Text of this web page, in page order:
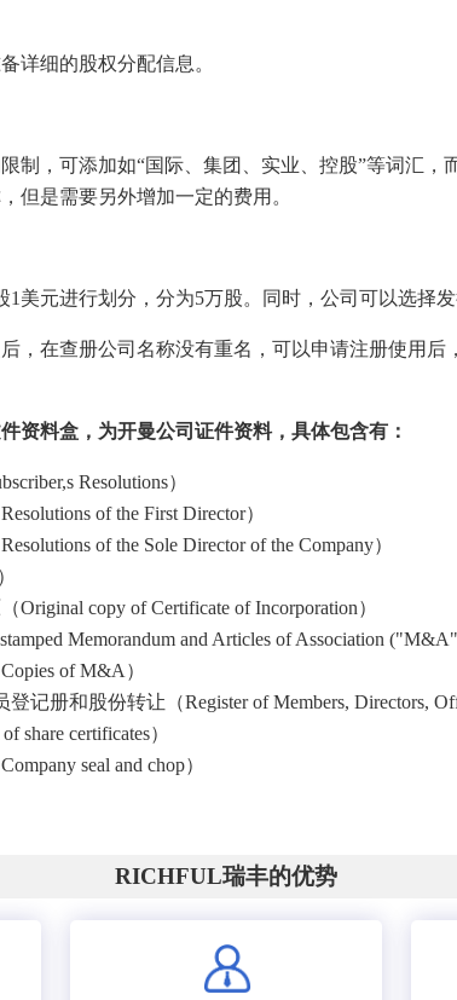
详细的股权分配信息。
制，可添加如“国际、集团、实业、控股”等词汇，
但是需要另外增加一定的费用。
美元进行划分，分为5万股。同时，公司可以选择发
，在查册公司名称没有重名，可以申请注册使用后
资料盒，为开曼公司证件资料，具体包含有：
Resolutions）
of the First Director）
of the Sole Director of the Company）
copy of Certificate of Incorporation）
Memorandum and Articles of Association
of M&A）
记册和股份转让（Register of Members, Directors,
share certificates）
seal and chop）
RICHFUL瑞丰的优势